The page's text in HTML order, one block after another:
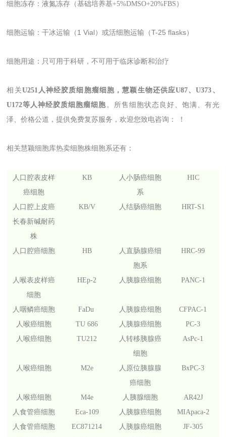
细胞冻存：液氮冻存（基础培养基+5%DMSO+20%FBS）
细胞运输：干冰运输（1 Vial）或活细胞运输（T-25 flasks）
细胞用途：只可用于科研，不可用于临床诊断和治疗
相关U251人神经胶质细胞瘤细胞，慧颖生物还供应U87、U373、
U172等人神经胶质细胞瘤细胞 。所售细胞状态良好、饱满、有光
泽、价格公道，提供免费复苏服务，欢迎您致电咨询： ！
相关慧颖细胞库热卖细胞株细胞系还有：
人口腔表皮样
癌细胞
KB
人小肠癌细胞
系
HIC
人口腔上皮癌
长春新碱耐药
株
KB/V 人结肠癌细胞 HRT-S1
人口腔癌细胞 HB
人直肠腺癌细
胞系
HRC-99
人喉表皮样癌
细胞
HEp-2 人胰腺癌细胞 PANC-1
人咽鳞癌细胞 FaDu 人胰腺癌细胞
CFPAC-1
人喉癌细胞
TU 686 人胰腺癌细胞
PC-3
人喉癌细胞
TU212
人转移胰腺癌
细胞
AsPc-1
人喉癌细胞 M2e
人原位胰腺腺
癌细胞
BxPC-3
人喉癌细胞 M4e 人胰腺细胞
AR42J
人食管癌细胞
Eca-109 人胰腺癌细胞
MIApaca-2
人食管癌细胞
EC871214 人胰腺癌细胞
JF-305